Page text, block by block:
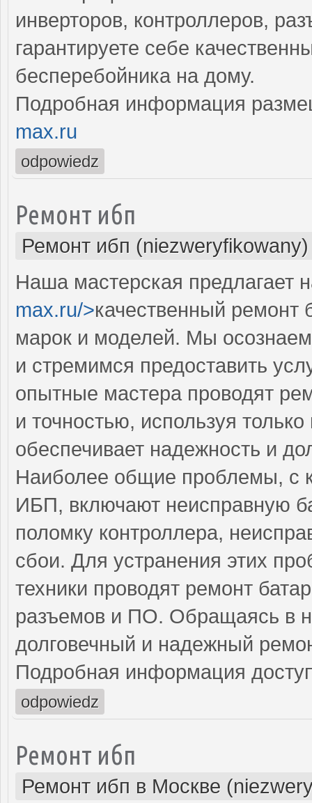
инверторов, контроллеров,
гарантируете себе
бесперебойника на дому.
Подробная информация
max.ru
odpowiedz
Ремонт ибп
Ремонт ибп (niezweryfikowany)
Наша мастерская предлагает
max.ru/>качественный ремонт
марок и моделей. Мы
и стремимся предоставить
опытные мастера проводят
и точностью, используя
обеспечивает надежность и
Наиболее общие проблемы, с
ИБП, включают неисправную
поломку контроллера,
сбои. Для устранения этих
техники проводят ремонт
разъемов и ПО. Обращаясь в
долговечный и надежный
Подробная информация
odpowiedz
Ремонт ибп
Ремонт ибп в Москве